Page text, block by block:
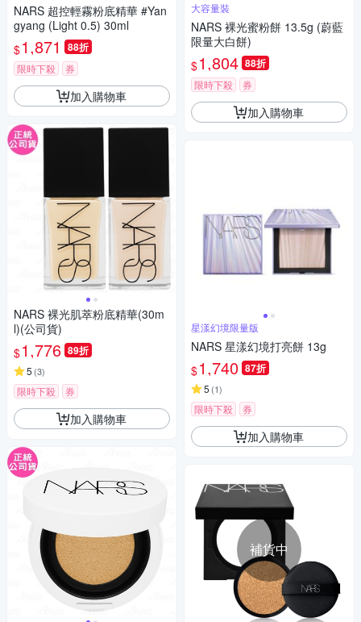
NARS 超控輕霧粉底精華 #Yan
gyang (Light 0.5) 30ml
$1,871 88折
限時下殺 券
加入購物車
NARS 裸光肌萃粉底精華(30m
l)(公司貨)
$1,776 89折
5 (3)
限時下殺 券
加入購物車
大容量裝
NARS 裸光蜜粉餅 13.5g (蔚藍
限量大白餅)
$1,804 88折
限時下殺 券
加入購物車
星漾幻境限量版
NARS 星漾幻境打亮餅 13g
$1,740 87折
5 (1)
限時下殺 券
加入購物車
補貨中